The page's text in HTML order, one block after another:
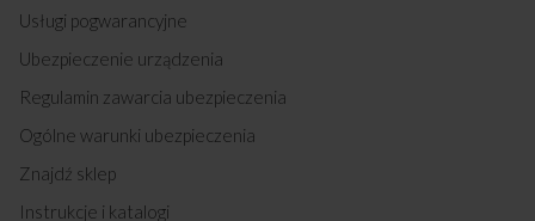
Usługi pogwarancyjne
Ubezpieczenie urządzenia
Regulamin zawarcia ubezpieczenia
Ogólne warunki ubezpieczenia
Znajdź sklep
Instrukcje i katalogi